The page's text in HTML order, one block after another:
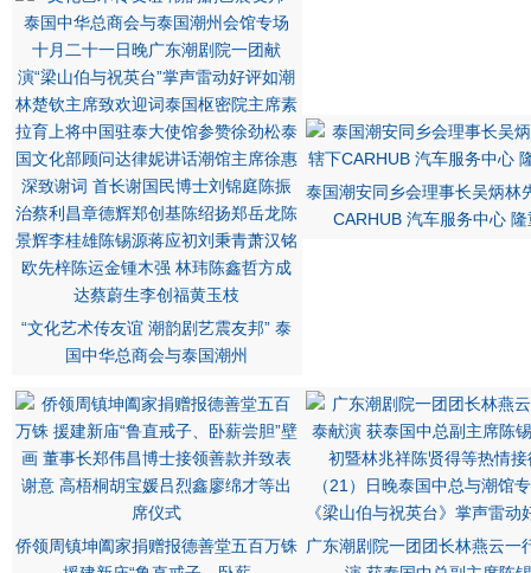
“文化艺术传友谊 潮韵剧艺震友邦” 泰
国中华总商会与泰国潮州
泰国潮安同乡会理事长吴炳林
CARHUB 汽车服务中心
侨领周镇坤阖家捐赠报德善堂五百万铢 广东潮剧院一团团长林燕云一